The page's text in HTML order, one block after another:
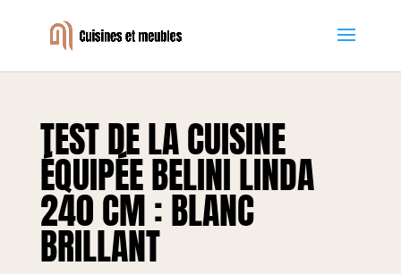
TEST DE LA CUISINE
ÉQUIPÉE BELINI LINDA
240 CM : BLANC
BRILLANT